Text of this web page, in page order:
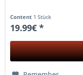
Content 1 Stück
19.99€ *